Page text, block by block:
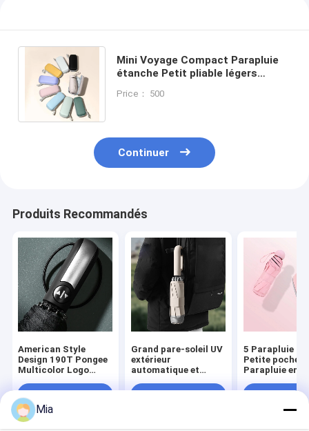
Mini Voyage Compact Parapluie
étanche Petit pliable légers
avec protection UV
Price： 500
Continuer
Produits Recommandés
American Style
Design 190T Pongee
Multicolor Logo
parapluie pliable
pour l'extérieur
Grand pare-soleil UV
extérieur
automatique et
pour les adultes en
5 Parapluie
Petite poche
Parapluie
Conception
Meilleur
Mia